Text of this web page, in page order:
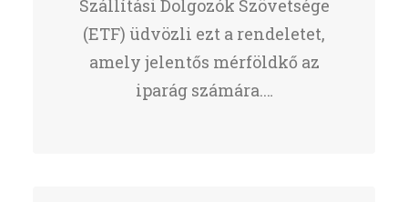
Szállítási Dolgozók Szövetsége
(ETF) üdvözli ezt a rendeletet,
amely jelentős mérföldkő az
iparág számára.…